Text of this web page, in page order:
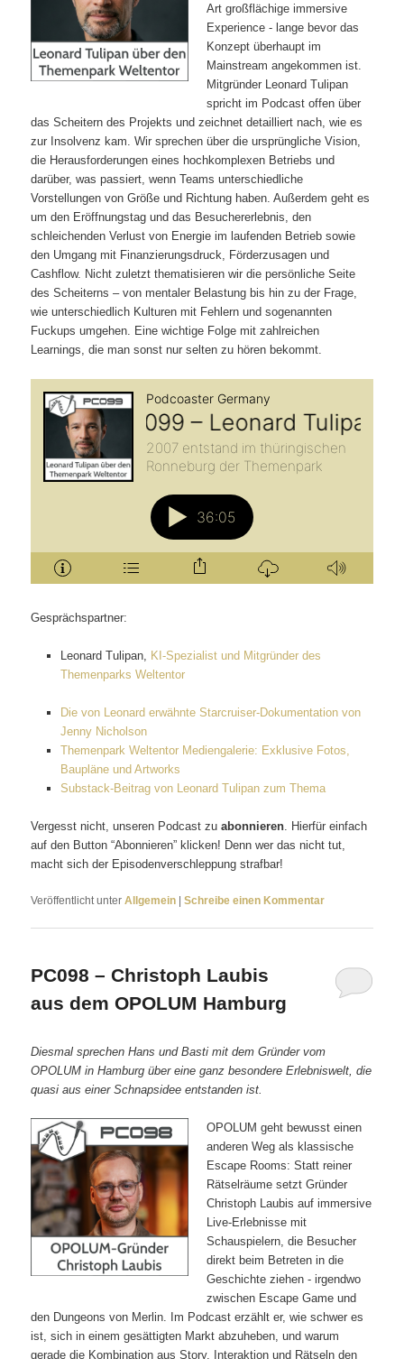
Art großflächige immersive
Experience - lange bevor das
Konzept überhaupt im
Mainstream angekommen ist.
Mitgründer Leonard Tulipan
spricht im Podcast offen über
das Scheitern des Projekts und zeichnet detailliert nach, wie es
zur Insolvenz kam. Wir sprechen über die ursprüngliche Vision,
die Herausforderungen eines hochkomplexen Betriebs und
darüber, was passiert, wenn Teams unterschiedliche
Vorstellungen von Größe und Richtung haben. Außerdem geht es
um den Eröffnungstag und das Besuchererlebnis, den
schleichenden Verlust von Energie im laufenden Betrieb sowie
den Umgang mit Finanzierungsdruck, Förderzusagen und
Cashflow. Nicht zuletzt thematisieren wir die persönliche Seite
des Scheiterns – von mentaler Belastung bis hin zu der Frage,
wie unterschiedlich Kulturen mit Fehlern und sogenannten
Fuckups umgehen. Eine wichtige Folge mit zahlreichen
Learnings, die man sonst nur selten zu hören bekommt.
Gesprächspartner:
Leonard Tulipan,
KI-Spezialist und Mitgründer des
Themenparks Weltentor
Die von Leonard erwähnte Starcruiser-Dokumentation von
Jenny Nicholson
Themenpark Weltentor Mediengalerie: Exklusive Fotos,
Baupläne und Artworks
Substack-Beitrag von Leonard Tulipan zum Thema
Vergesst nicht, unseren Podcast zuabonnieren. Hierfür einfach
auf den Button “Abonnieren” klicken! Denn wer das nicht tut,
macht sich der Episodenverschleppung strafbar!
Veröffentlicht unter Allgemein |Schreibe einen Kommentar
PC098 – Christoph Laubis
aus dem OPOLUM Hamburg
Diesmal sprechen Hans und Basti mit dem Gründer vom
OPOLUM in Hamburg über eine ganz besondere Erlebniswelt, die
quasi aus einer Schnapsidee entstanden ist.
OPOLUM geht bewusst einen
anderen Weg als klassische
Escape Rooms: Statt reiner
Rätselräume setzt Gründer
Christoph Laubis auf immersive
Live‑Erlebnisse mit
Schauspielern, die Besucher
direkt beim Betreten in die
Geschichte ziehen - irgendwo
zwischen Escape Game und
den Dungeons von Merlin. Im Podcast erzählt er, wie schwer es
ist, sich in einem gesättigten Markt abzuheben, und warum
gerade die Kombination aus Story, Interaktion und Rätseln den